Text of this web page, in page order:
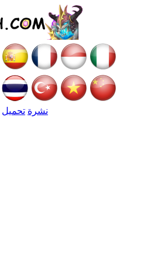
نشرة تحميل